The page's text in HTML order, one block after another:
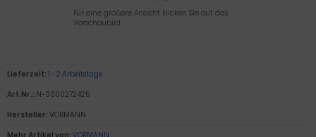
Für eine größere Ansicht klicken Sie auf das
Vorschaubild
Lieferzeit: 1 - 2 Arbeitstage
Art.Nr.: N-3000272425
Hersteller: VORMANN